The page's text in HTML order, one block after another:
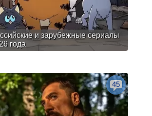
и зарубежные сериалы
года
45